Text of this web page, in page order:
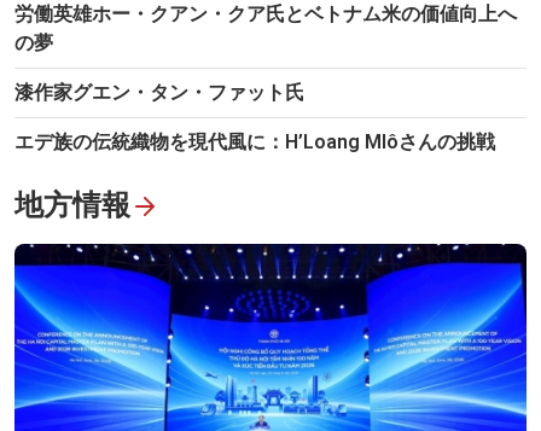
労働英雄ホー・クアン・クア氏とベトナム米の価値向上へ
の夢
漆作家グエン・タン・ファット氏
エデ族の伝統織物を現代風に：H’Loang Mlôさんの挑戦
地方情報